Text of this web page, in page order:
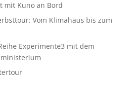
mit Kuno an Bord
Vom Klimahaus bis zum
Experimente3 mit dem